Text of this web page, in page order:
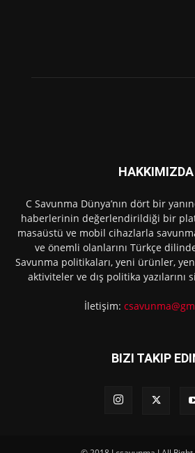
HAKKIMIZDA
C Savunma Dünya’nın dört bir
haberlerinin değerlendirildiği bir
masaüstü ve mobil cihazlarla
ve önemli olanlarını Türkçe
Savunma politikaları, yeni ürünler,
aktiviteler ve dış politika yazılarını
İletişim:
BIZI TAKIP